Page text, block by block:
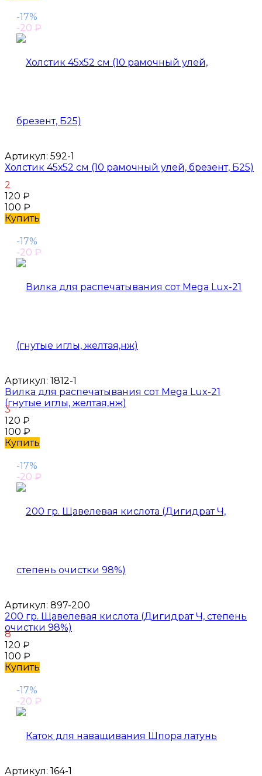
-17%
-20 ₽
Артикул: 592-1
Холстик 45х52 см (10 рамочный улей, брезент, Б25)
2
120 ₽
100 ₽
Купить
-17%
-20 ₽
Артикул: 1812-1
Вилка для распечатывания сот Mega Lux-21
(гнутые иглы, желтая,нж)
3
120 ₽
100 ₽
Купить
-17%
-20 ₽
Артикул: 897-200
200 гр. Щавелевая кислота (Дигидрат Ч, степень
очистки 98%)
8
120 ₽
100 ₽
Купить
-17%
-20 ₽
Артикул: 164-1